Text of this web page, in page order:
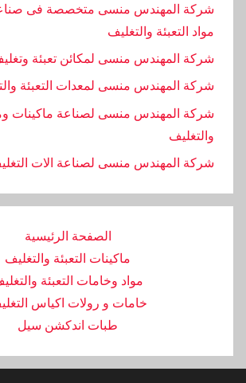
شركة المهندس منسى متخصصة فى
مواد التعبئة والتغليف
شركة المهندس منسى لمكائن تعبئة
شركة المهندس منسى لمعدات التعبئة
شركة المهندس منسى لصناعة ماكينات
والتغليف
‏شركة المهندس منسى لصناعة الات
الصفحة الرئيسية
ماكينات التعبئة والتغليف
مواد وخامات التعبئة
خامات و رولات اكياس
طبات اندكشن سيل